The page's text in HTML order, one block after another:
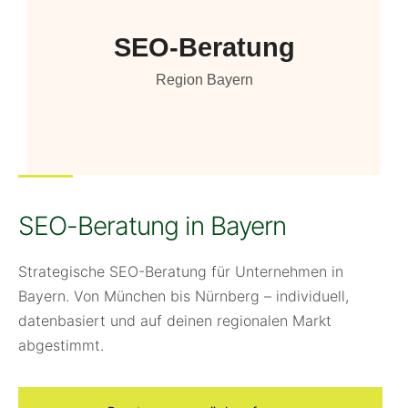
SEO-Beratung
Region Bayern
SEO-Beratung in Bayern
Strategische SEO-Beratung für Unternehmen in
Bayern. Von München bis Nürnberg – individuell,
datenbasiert und auf deinen regionalen Markt
abgestimmt.